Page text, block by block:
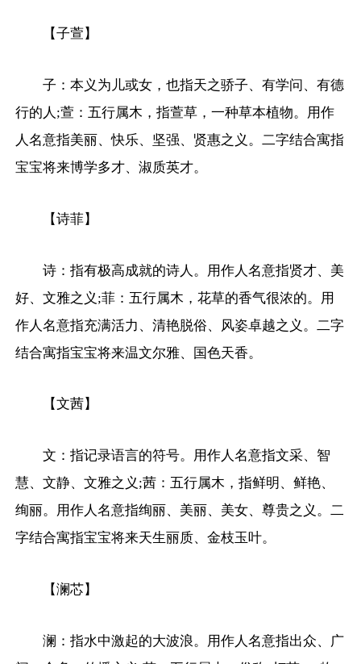
【子萱】
子：本义为儿或女，也指天之骄子、有学问、有德
行的人;萱：五行属木，指萱草，一种草本植物。用作
人名意指美丽、快乐、坚强、贤惠之义。二字结合寓指
宝宝将来博学多才、淑质英才。
【诗菲】
诗：指有极高成就的诗人。用作人名意指贤才、美
好、文雅之义;菲：五行属木，花草的香气很浓的。用
作人名意指充满活力、清艳脱俗、风姿卓越之义。二字
结合寓指宝宝将来温文尔雅、国色天香。
【文茜】
文：指记录语言的符号。用作人名意指文采、智
慧、文静、文雅之义;茜：五行属木，指鲜明、鲜艳、
绚丽。用作人名意指绚丽、美丽、美女、尊贵之义。二
字结合寓指宝宝将来天生丽质、金枝玉叶。
【澜芯】
澜：指水中激起的大波浪。用作人名意指出众、广